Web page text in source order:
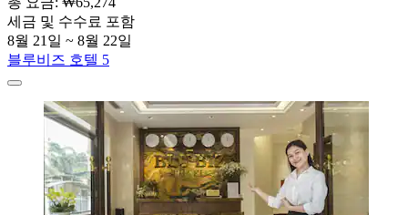
세금 및 수수료 포함
8월 21일 ~ 8월 22일
블루비즈 호텔 5